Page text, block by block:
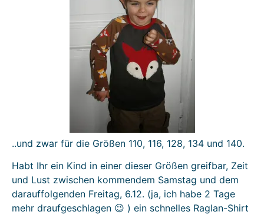
..und zwar für die Größen 110, 116, 128, 134 und 140.
Habt Ihr ein Kind in einer dieser Größen greifbar, Zeit
und Lust zwischen kommendem Samstag und dem
darauffolgenden Freitag, 6.12. (ja, ich habe 2 Tage
mehr draufgeschlagen 😉 ) ein schnelles Raglan-Shirt